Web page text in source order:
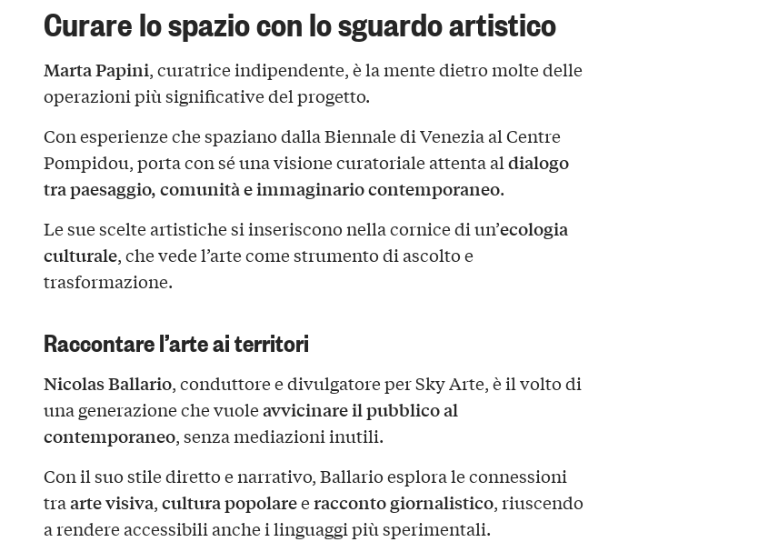
Curare lo spazio con lo sguardo artistico
Marta Papini, curatrice indipendente, è la mente dietro molte delle
operazioni più significative del progetto.
Con esperienze che spaziano dalla Biennale di Venezia al Centre
Pompidou, porta con sé una visione curatoriale attenta aldialogo
tra paesaggio, comunità e immaginario contemporaneo.
Le sue scelte artistiche si inseriscono nella cornice di un’ecologia
culturale, che vede l’arte come strumento di ascolto e
trasformazione.
Raccontare l’arte ai territori
Nicolas Ballario, conduttore e divulgatore per Sky Arte, è il volto di
una generazione che vuoleavvicinare il pubblico al
contemporaneo, senza mediazioni inutili.
Con il suo stile diretto e narrativo, Ballario esplora le connessioni
traarte visiva,cultura popolareeracconto giornalistico, riuscendo
a rendere accessibili anche i linguaggi più sperimentali.